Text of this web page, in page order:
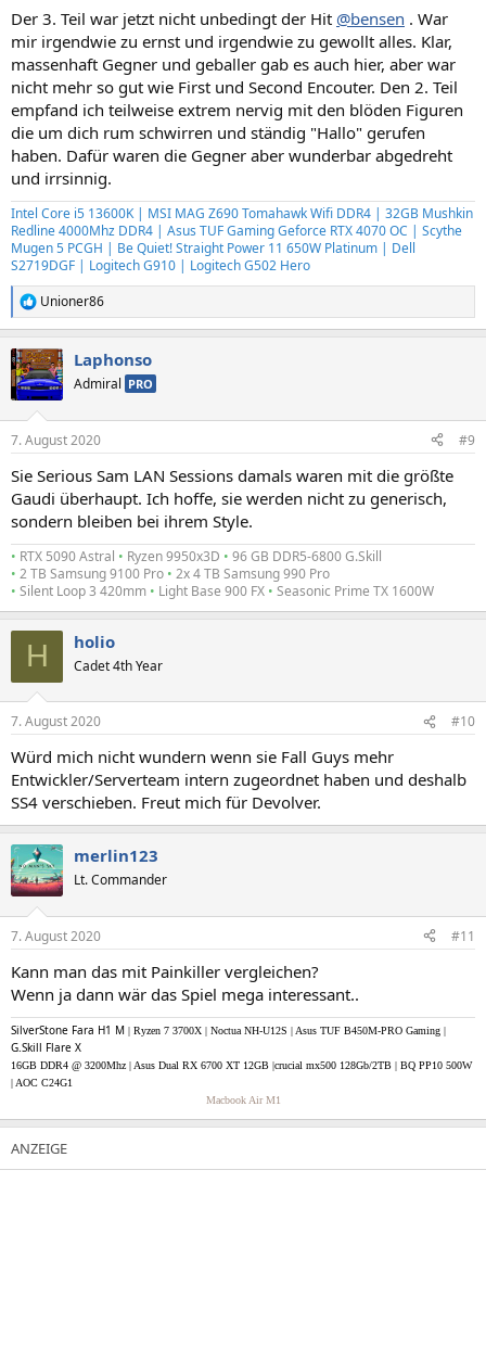
:
Der 3. Teil war jetzt nicht unbedingt der Hit @bensen . War
mir irgendwie zu ernst und irgendwie zu gewollt alles. Klar,
massenhaft Gegner und geballer gab es auch hier, aber war
nicht mehr so gut wie First und Second Encouter. Den 2. Teil
empfand ich teilweise extrem nervig mit den blöden Figuren
die um dich rum schwirren und ständig "Hallo" gerufen
haben. Dafür waren die Gegner aber wunderbar abgedreht
und irrsinnig.
Intel Core i5 13600K | MSI MAG Z690 Tomahawk Wifi DDR4 | 32GB Mushkin
Redline 4000Mhz DDR4 | Asus TUF Gaming Geforce RTX 4070 OC | Scythe
Mugen 5 PCGH | Be Quiet! Straight Power 11 650W Platinum | Dell
S2719DGF | Logitech G910 | Logitech G502 Hero
R
e
k
t
i
e
:
Unioner86
Laphonso
Admiral PRO
7. August 2020 #9
Sie Serious Sam LAN Sessions damals waren mit die größte
Gaudi überhaupt. Ich hoffe, sie werden nicht zu generisch,
sondern bleiben bei ihrem Style.
• RTX 5090 Astral • Ryzen 9950x3D • 96 GB DDR5-6800 G.Skill
• 2 TB Samsung 9100 Pro • 2x 4 TB Samsung 990 Pro
• Silent Loop 3 420mm • Light Base 900 FX • Seasonic Prime TX 1600W
H holio
Cadet 4th Year
7. August 2020 #10
Würd mich nicht wundern wenn sie Fall Guys mehr
Entwickler/Serverteam intern zugeordnet haben und deshalb
SS4 verschieben. Freut mich für Devolver.
merlin123
Lt. Commander
7. August 2020 #11
Kann man das mit Painkiller vergleichen?
Wenn ja dann wär das Spiel mega interessant..
SilverStone Fara H1 M | Ryzen 7 3700X | Noctua NH-U12S | Asus TUF B450M-PRO Gaming |
G.Skill Flare X
16GB DDR4 @ 3200Mhz | Asus Dual RX 6700 XT 12GB |crucial mx500 128Gb/2TB | BQ PP10 500W
| AOC C24G1
Macbook Air M1